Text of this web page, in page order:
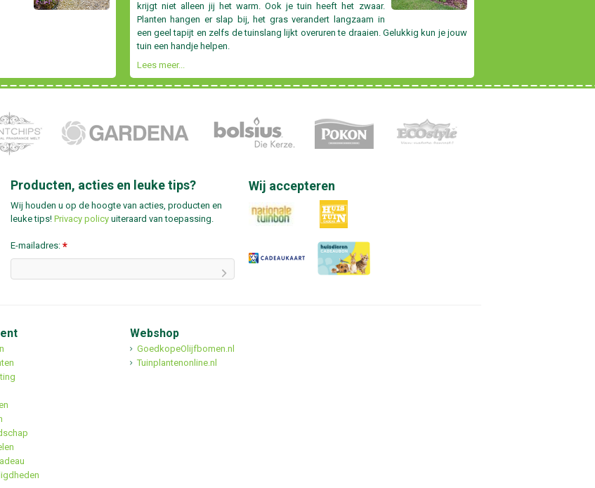
krijgt niet alleen jij het warm. Ook je tuin heeft het zwaar.
Planten hangen er slap bij, het gras verandert langzaam in
een geel tapijt en zelfs de tuinslang lijkt overuren te draaien. Gelukkig kun je jouw
tuin een handje helpen.
Lees meer...
Producten, acties en leuke tips?
Wij houden u op de hoogte van acties, producten en
leuke tips! Privacy policyuiteraard van toepassing.
E-mailadres: *
Wij accepteren
Webshop
GoedkopeOlijfbomen.nl
Tuinplantenonline.nl